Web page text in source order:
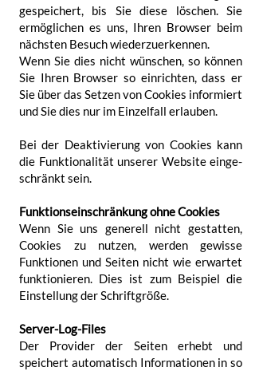
gespeichert, bis Sie diese löschen. Sie
ermöglichen es uns, Ihren Browser beim
nächsten Besuch wieder­zuerkennen.
Wenn Sie dies nicht wünschen, so können
Sie Ihren Browser so einrichten, dass er
Sie über das Setzen von Cookies informiert
und Sie dies nur im Einzel­fall erlauben.
Bei der Deaktivierung von Cookies kann
die Funktionalität unserer Website einge­
schränkt sein.
Funktionseinschränkung ohne Cookies
Wenn Sie uns generell nicht gestatten,
Cookies zu nutzen, werden gewisse
Funktionen und Seiten nicht wie erwartet
funktionieren. Dies ist zum Beispiel die
Einstellung der Schriftgröße.
Server-Log-Files
Der Provider der Seiten erhebt und
speichert automatisch Informationen in so